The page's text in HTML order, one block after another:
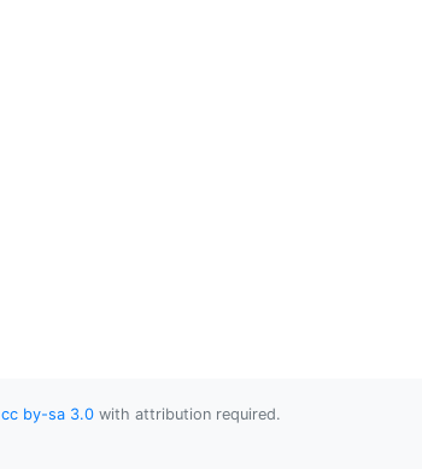
cc by-sa 3.0 with attribution required.